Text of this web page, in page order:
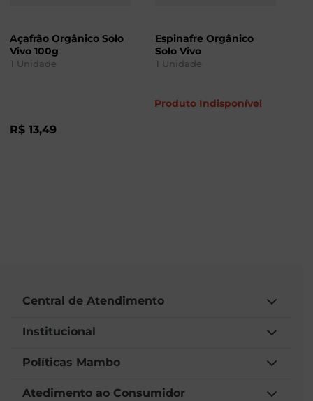
Açafrão Orgânico Solo
Vivo 100g
1 Unidade
R$ 13,49
Produto Indisponível
Espinafre Orgânico
Solo Vivo
1 Unidade
Central de Atendimento
Institucional
Políticas Mambo
Atedimento ao Consumidor